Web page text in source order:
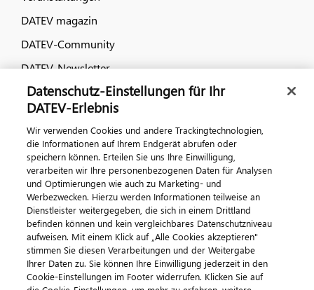
DATEV magazin
DATEV-Community
DATEV-Newsletter
Kontaktieren Sie uns
© 2026 DATEV eG
ImpressumDatenschutzAGB Kontakt
Cookie-Einstellungen
Datenschutz-Einstellungen für Ihr
DATEV-Erlebnis
Wir verwenden Cookies und andere Trackingtechnologien,
die Informationen auf Ihrem Endgerät abrufen oder
speichern können. Erteilen Sie uns Ihre Einwilligung,
verarbeiten wir Ihre personenbezogenen Daten für Analysen
und Optimierungen wie auch zu Marketing- und
Werbezwecken. Hierzu werden Informationen teilweise an
Dienstleister weitergegeben, die sich in einem Drittland
befinden können und kein vergleichbares Datenschutzniveau
aufweisen. Mit einem Klick auf „Alle Cookies akzeptieren"
stimmen Sie diesen Verarbeitungen und der Weitergabe
Ihrer Daten zu. Sie können Ihre Einwilligung jederzeit in den
Cookie-Einstellungen im Footer widerrufen. Klicken Sie auf